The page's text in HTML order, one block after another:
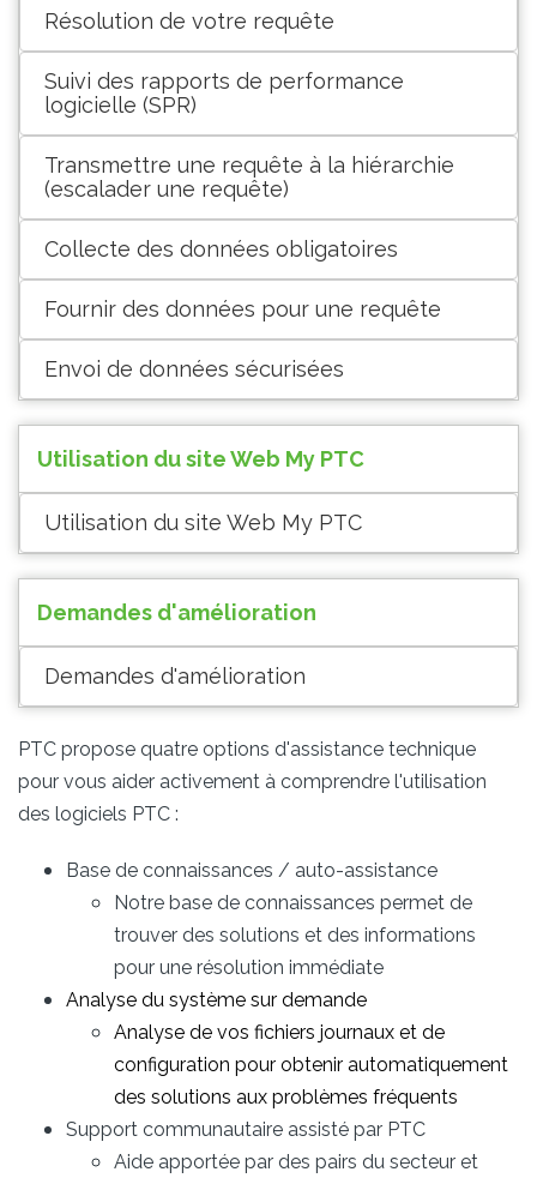
Résolution de votre requête
Suivi des rapports de performance
logicielle (SPR)
Transmettre une requête à la hiérarchie
(escalader une requête)
Collecte des données obligatoires
Fournir des données pour une requête
Envoi de données sécurisées
Utilisation du site Web My PTC
Utilisation du site Web My PTC
Demandes d'amélioration
Demandes d'amélioration
PTC propose quatre options d'assistance technique
pour vous aider activement à comprendre l'utilisation
des logiciels PTC :
Base de connaissances / auto-assistance
Notre base de connaissances permet de
trouver des solutions et des informations
pour une résolution immédiate
Analyse du système sur demande
Analyse de vos fichiers journaux et de
configuration pour obtenir automatiquement
des solutions aux problèmes fréquents
Support communautaire assisté par PTC
Aide apportée par des pairs du secteur et